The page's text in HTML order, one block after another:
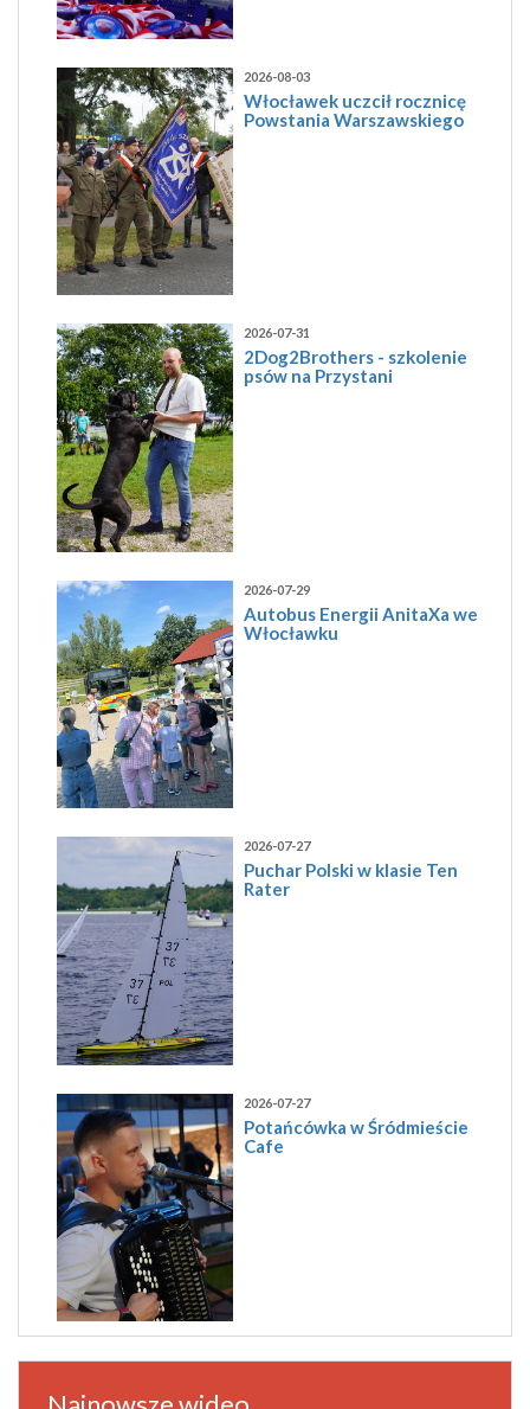
2026-08-03
Włocławek uczcił rocznicę
Powstania Warszawskiego
2026-07-31
2Dog2Brothers - szkolenie
psów na Przystani
2026-07-29
Autobus Energii AnitaXa we
Włocławku
2026-07-27
Puchar Polski w klasie Ten
Rater
2026-07-27
Potańcówka w Śródmieście
Cafe